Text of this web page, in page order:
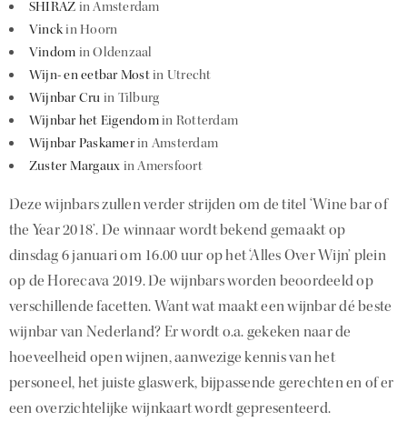
SHIRAZ in Amsterdam
Vinckin Hoorn
Vindom in Oldenzaal
Wijn- en eetbar Mostin Utrecht
Wijnbar Cru in Tilburg
Wijnbar het Eigendomin Rotterdam
Wijnbar Paskamerin Amsterdam
Zuster Margaux in Amersfoort
Deze wijnbars zullen verder strijden om de titel ‘Wine bar of
the Year 2018’. De winnaar wordt bekend gemaakt op
dinsdag 6 januari om 16.00 uur op het ‘Alles Over Wijn’ plein
op de Horecava 2019. De wijnbars worden beoordeeld op
verschillende facetten. Want wat maakt een wijnbar dé beste
wijnbar van Nederland? Er wordt o.a. gekeken naar de
hoeveelheid open wijnen, aanwezige kennis van het
personeel, het juiste glaswerk, bijpassende gerechten en of er
een overzichtelijke wijnkaart wordt gepresenteerd.